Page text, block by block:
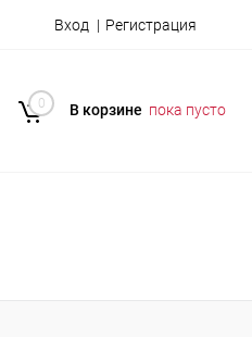
Вход Регистрация
0 В корзине пока пусто